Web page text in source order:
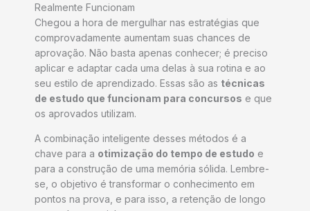
Realmente Funcionam
Chegou a hora de mergulhar nas estratégias que
comprovadamente aumentam suas chances de
aprovação. Não basta apenas conhecer; é preciso
aplicar e adaptar cada uma delas à sua rotina e ao
seu estilo de aprendizado. Essas são as técnicas
de estudo que funcionam para concursos e que
os aprovados utilizam.
A combinação inteligente desses métodos é a
chave para a otimização do tempo de estudo e
para a construção de uma memória sólida. Lembre-
se, o objetivo é transformar o conhecimento em
pontos na prova, e para isso, a retenção de longo